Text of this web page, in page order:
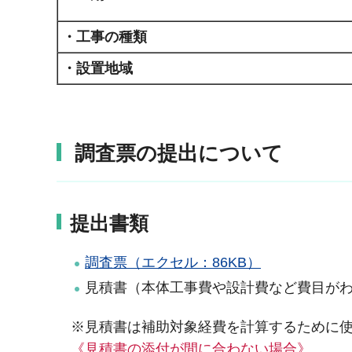
・工事の種類
・設置地域
調査票の提出について
提出書類
調査票（エクセル：86KB）
見積書（本体工事費や設計費など費目が
※見積書は補助対象経費を計算するために